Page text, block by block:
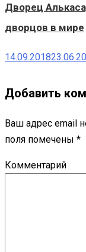
Дворец
дворцов в мире
14.09.2018
Добавить
Ваш адрес email
поля помечены *
Комментарий